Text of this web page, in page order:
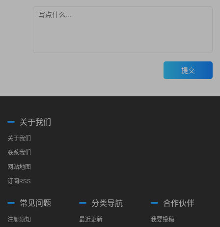
提交
关于我们
关于我们
联系我们
网站地图
订阅RSS
常见问题
注册须知
分类导航
最近更新
合作伙伴
我要投稿